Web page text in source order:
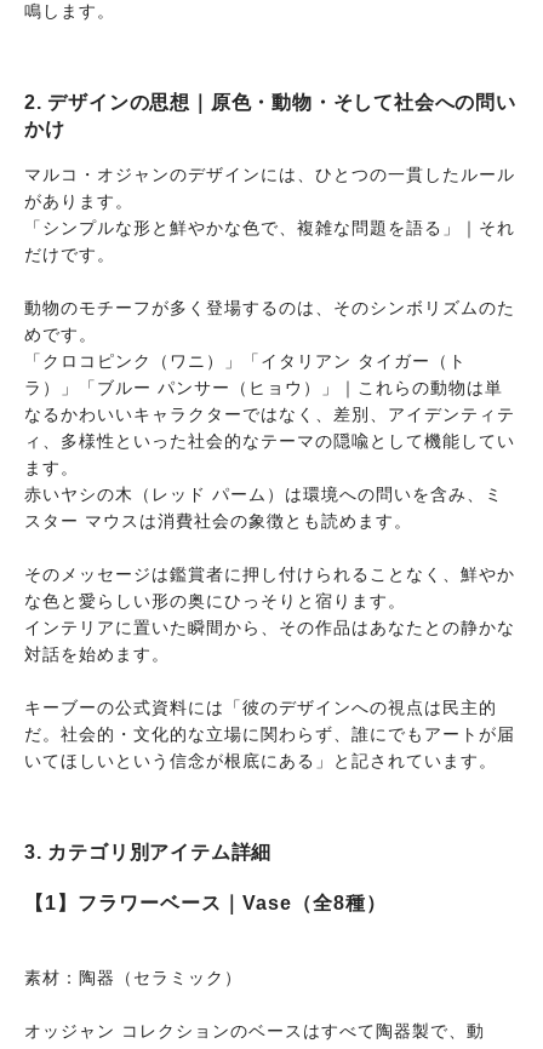
鳴します。
2. デザインの思想｜原色・動物・そして社会への問い
かけ
マルコ・オジャンのデザインには、ひとつの一貫したルール
があります。
「シンプルな形と鮮やかな色で、複雑な問題を語る」｜それ
だけです。
動物のモチーフが多く登場するのは、そのシンボリズムのた
めです。
「クロコピンク（ワニ）」「イタリアン タイガー（ト
ラ）」「ブルー パンサー（ヒョウ）」｜これらの動物は単
なるかわいいキャラクターではなく、差別、アイデンティテ
ィ、多様性といった社会的なテーマの隠喩として機能してい
ます。
赤いヤシの木（レッド パーム）は環境への問いを含み、ミ
スター マウスは消費社会の象徴とも読めます。
そのメッセージは鑑賞者に押し付けられることなく、鮮やか
な色と愛らしい形の奥にひっそりと宿ります。
インテリアに置いた瞬間から、その作品はあなたとの静かな
対話を始めます。
キーブーの公式資料には「彼のデザインへの視点は民主的
だ。社会的・文化的な立場に関わらず、誰にでもアートが届
いてほしいという信念が根底にある」と記されています。
3. カテゴリ別アイテム詳細
【1】フラワーベース｜Vase（全8種）
素材：陶器（セラミック）
オッジャン コレクションのベースはすべて陶器製で、動